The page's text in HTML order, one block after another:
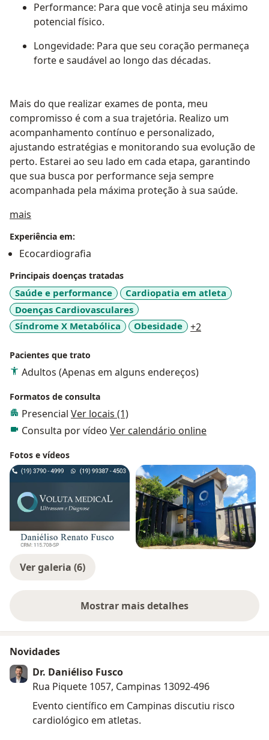
Performance: Para que você atinja seu máximo
potencial físico.
Longevidade: Para que seu coração permaneça
forte e saudável ao longo das décadas.
Mais do que realizar exames de ponta, meu
compromisso é com a sua trajetória. Realizo um
acompanhamento contínuo e personalizado,
ajustando estratégias e monitorando sua evolução de
perto. Estarei ao seu lado em cada etapa, garantindo
que sua busca por performance seja sempre
acompanhada pela máxima proteção à sua saúde.
mais
Experiência em:
Ecocardiografia
Principais doenças tratadas
Saúde e performance
Cardiopatia em atleta
Doenças Cardiovasculares
Síndrome X Metabólica
Obesidade +2
Pacientes que trato
Adultos (Apenas em alguns endereços)
Formatos de consulta
Presencial Ver locais (1)
Consulta por vídeo Ver calendário online
Fotos e vídeos
Ver galeria (6)
Mostrar mais detalhes
sobre a experiência
Novidades
Dr. Daniéliso Fusco
Rua Piquete 1057, Campinas 13092-496
Evento científico em Campinas discutiu risco
cardiológico em atletas.